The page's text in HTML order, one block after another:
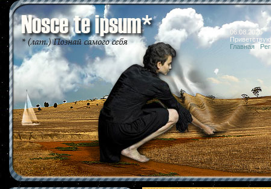
06.08.2026
Главная